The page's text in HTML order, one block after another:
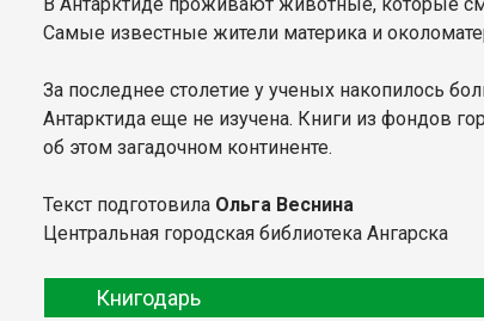
Самые известные жители материка и
За последнее столетие у ученых накопилось
Антарктида еще не изучена. Книги из фондов
об этом загадочном континенте.
Текст подготовила Ольга Веснина
Центральная городская библиотека Ангарска
Книгодарь